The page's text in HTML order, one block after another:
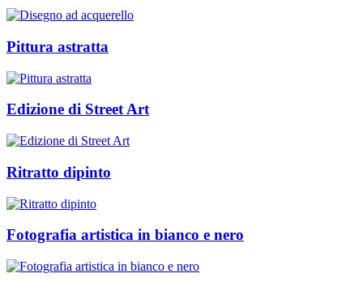
Pittura astratta
Edizione di Street Art
Ritratto dipinto
Fotografia artistica in bianco e nero